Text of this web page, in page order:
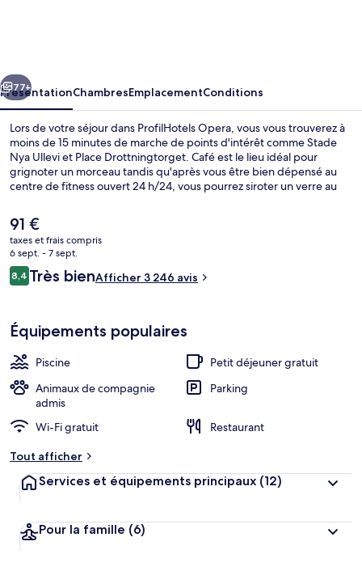
Suivant
77+
PrésentationChambresEmplacementConditions
Lors de votre séjour dans ProfilHotels Opera, vous vous trouverez à
moins de 15 minutes de marche de points d'intérêt comme Stade
Nya Ullevi et Place Drottningtorget. Café est le lieu idéal pour
grignoter un morceau tandis qu'après vous être bien dépensé au
centre de fitness ouvert 24 h/24, vous pourrez siroter un verre au
piscine couverte, un sauna et un hammam. Sympa non ? Les autres
voyageurs ne tarissent pas d'éloges en ce qui concerne le personnel
attentionné et le petit déjeuner. Les transports publics sont
rapidement accessibles à pied : Arrêt de tram Göteborg Nordstan
se situe à quelques pas et Station Göteborg Centralst Drottningt, à
2 min de marche à peine.
Le
prix
actuel
est
de
91 €
taxes et frais compris
6 sept. - 7 sept.
Avis
voyageurs
8,48,4 sur 10
Très bienAfficher 3 246 avis
Équipements populaires
Piscine
Petit déjeuner gratuit
Animaux de compagnie
admis
Parking
Wi-Fi gratuit
Restaurant
Tout afficher
Services et équipements principaux (12)
Pour la famille (6)